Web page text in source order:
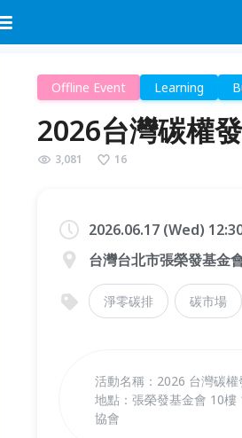
Offline Event Learning
2026台灣碳權
3,081 16
2026.06.17 (Wed)
台灣台北市張榮發基金
淨零碳排 碳市場
活動名稱：2026 台灣碳
地點：張榮發基金會 10樓
協會